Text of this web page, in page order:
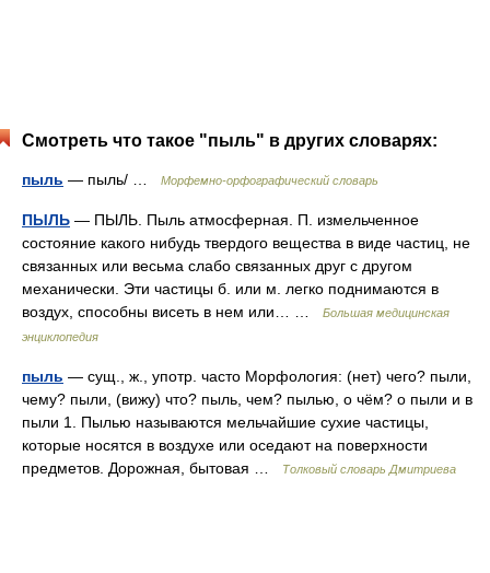
Смотреть что такое "пыль" в других словарях:
пыль — пыль/ … Морфемно-орфографический словарь
ПЫЛЬ — ПЫЛЬ. Пыль атмосферная. П. измельченное
состояние какого нибудь твердого вещества в виде частиц, не
связанных или весьма слабо связанных друг с другом
механически. Эти частицы б. или м. легко поднимаются в
воздух, способны висеть в нем или… …
Большая медицинская
энциклопедия
пыль — сущ., ж., употр. часто Морфология: (нет) чего? пыли,
чему? пыли, (вижу) что? пыль, чем? пылью, о чём? о пыли и в
пыли 1. Пылью называются мельчайшие сухие частицы,
которые носятся в воздухе или оседают на поверхности
предметов. Дорожная, бытовая …
Толковый словарь Дмитриева